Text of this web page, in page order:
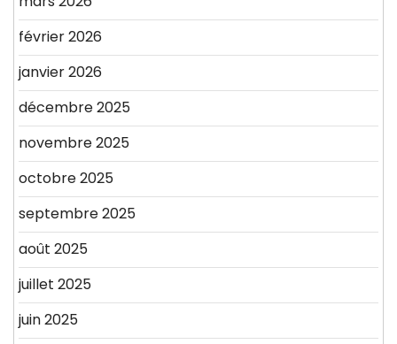
février 2026
janvier 2026
décembre 2025
novembre 2025
octobre 2025
septembre 2025
août 2025
juillet 2025
juin 2025